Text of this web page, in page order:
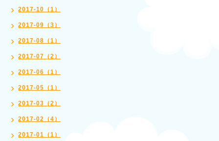
2017-10（1）
2017-09（3）
2017-08（1）
2017-07（2）
2017-06（1）
2017-05（1）
2017-03（2）
2017-02（4）
2017-01（1）